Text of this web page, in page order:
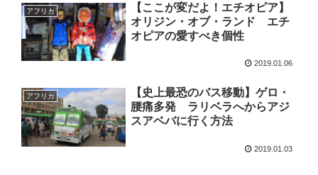
アフリカ
【ここが変だよ！エチオピア】
オリジン・オブ・ランド エチ
オピアの愛すべき個性
2019.01.06
アフリカ
【史上最恐のバス移動】ゲロ・
腰痛多発 ラリベラへからアジ
スアベバに行く方法
2019.01.03